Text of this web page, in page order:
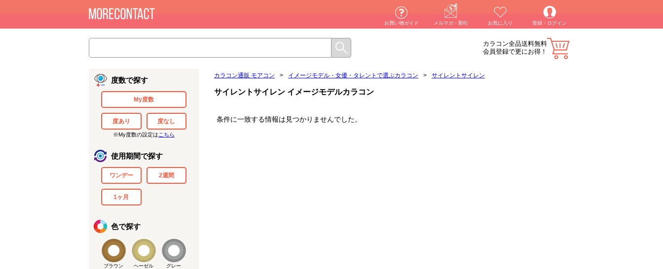
お買い物ガイド メルマガ・割引 お気に入り 登録・ログイン
カラコン全品送料無料
会員登録で更にお得！
度数で探す
My度数
度あり 度なし
※My度数の設定は こちら
使用期間で探す
ワンデー 2週間
1ヶ月
色で探す
ブラウン ヘーゼル グレー
カラコン通販 モアコン > イメージモデル・女優・タレントで選ぶカラコン > サイレントサイレン
サイレントサイレン イメージモデルカラコン
条件に一致する情報は見つかりませんでした。